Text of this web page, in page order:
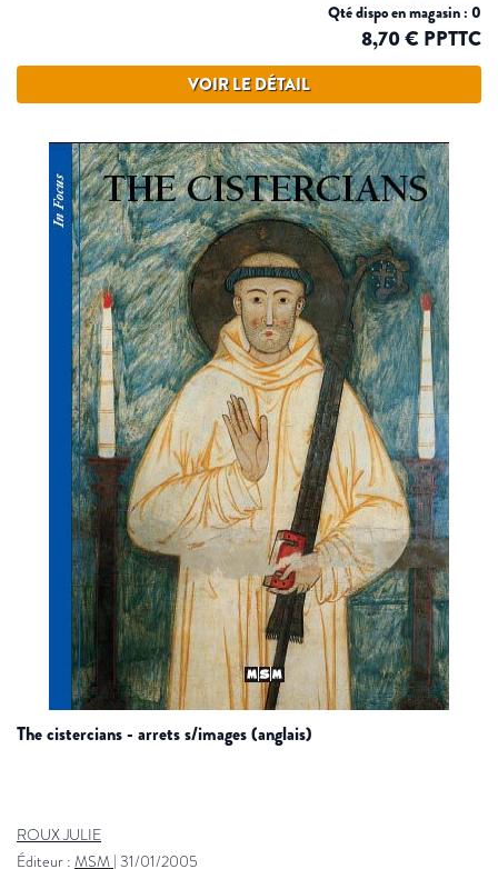
Qté dispo en magasin : 0
8,70 € PPTTC
VOIR LE DÉTAIL
the cistercians - arrets s/images (anglais)
ROUX JULIE
Éditeur : MSM | 31/01/2005